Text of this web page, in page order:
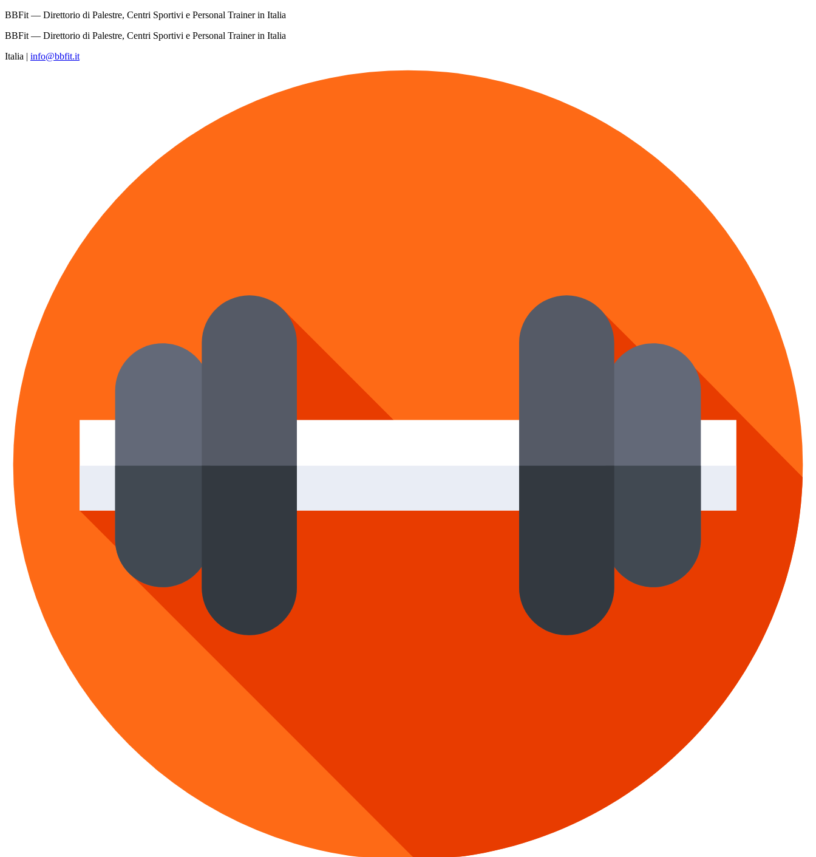
BBFit — Direttorio di Palestre, Centri Sportivi e Personal Trainer in Italia
BBFit — Direttorio di Palestre, Centri Sportivi e Personal Trainer in Italia
Italia | info@bbfit.it